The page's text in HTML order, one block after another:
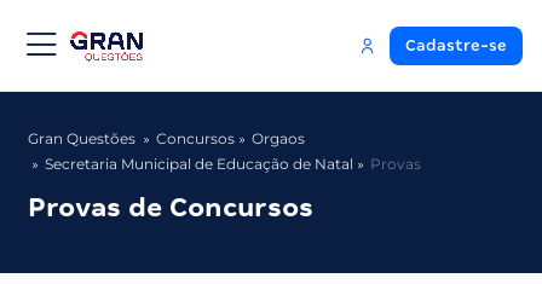
Cadastre-se
Gran Questões Concursos
Orgaos
Secretaria Municipal de Educação de Natal
Provas
Provas de Concursos